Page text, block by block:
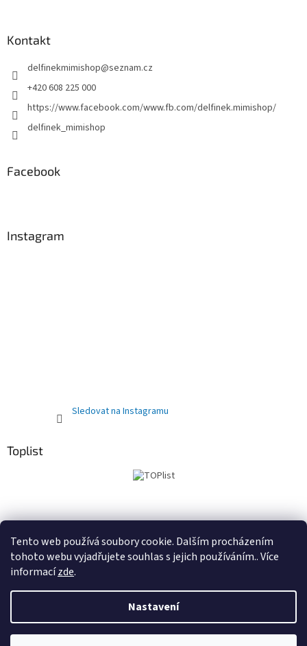
Tento web používá soubory cookie. Dalším procházením
tohoto webu vyjadřujete souhlas s jejich používáním.. Více
informacízde.
Nastavení
Kontakt
delfinekmimishop@seznam.cz
+420 608 225 000
https://www.facebook.com/www.fb.com/delfinek.mimishop/
delfinek_mimishop
Facebook
Instagram
Sledovat na Instagramu
Toplist
Copyright 2026Kočárky autosedačky Delfínek Olomouc.